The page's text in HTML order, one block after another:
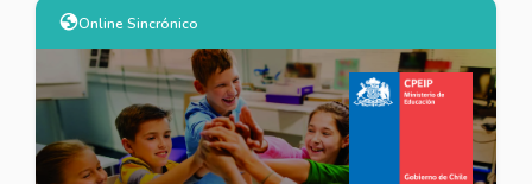
Online Sincrónico